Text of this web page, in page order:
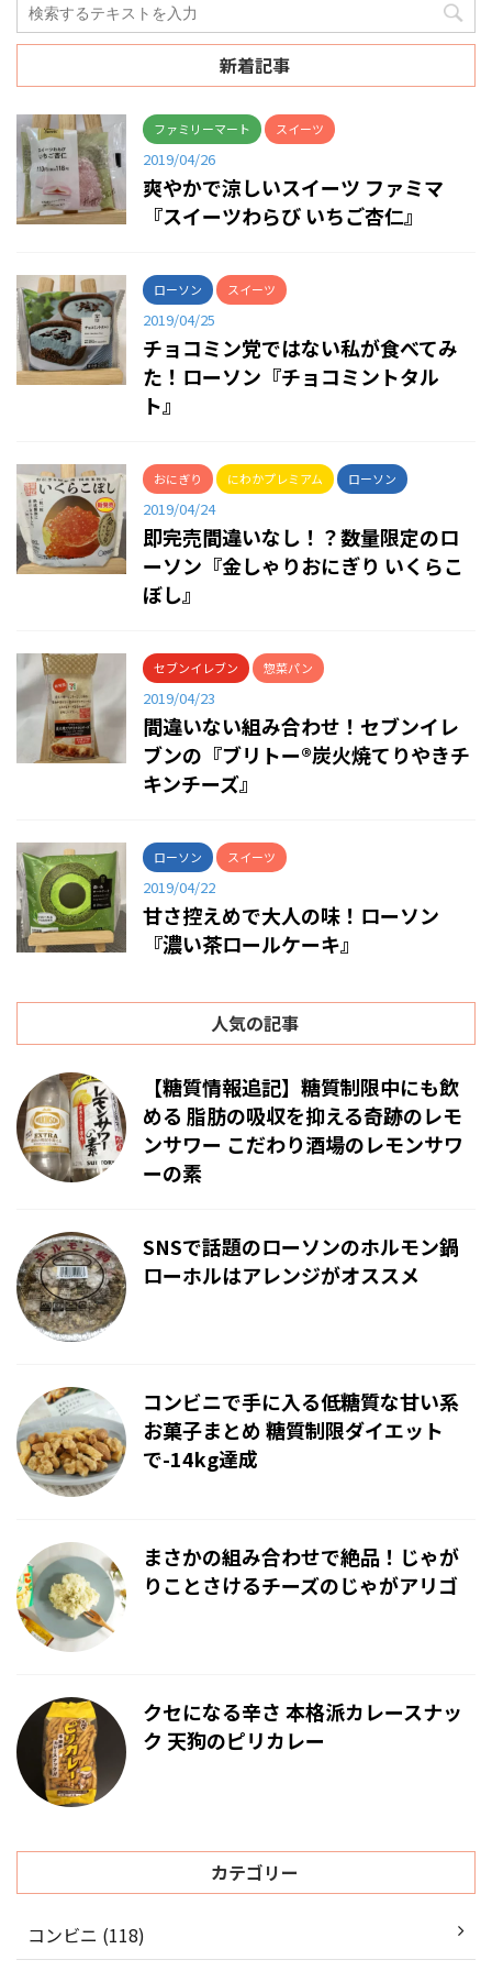
新着記事
ファミリーマート スイーツ
2019/04/26
爽やかで涼しいスイーツ ファミマ
『スイーツわらび いちご杏仁』
ローソン スイーツ
2019/04/25
チョコミン党ではない私が食べてみ
た！ローソン『チョコミントタル
ト』
おにぎり にわかプレミアム ローソン
2019/04/24
即完売間違いなし！？数量限定のロ
ーソン『金しゃりおにぎり いくらこ
ぼし』
セブンイレブン 惣菜パン
2019/04/23
間違いない組み合わせ！セブンイレ
ブンの『ブリトー®炭火焼てりやきチ
キンチーズ』
ローソン スイーツ
2019/04/22
甘さ控えめで大人の味！ローソン
『濃い茶ロールケーキ』
人気の記事
【糖質情報追記】糖質制限中にも飲
める 脂肪の吸収を抑える奇跡のレモ
ンサワー こだわり酒場のレモンサワ
ーの素
SNSで話題のローソンのホルモン鍋
ローホルはアレンジがオススメ
コンビニで手に入る低糖質な甘い系
お菓子まとめ 糖質制限ダイエット
で-14kg達成
まさかの組み合わせで絶品！じゃが
りことさけるチーズのじゃがアリゴ
クセになる辛さ 本格派カレースナッ
ク 天狗のピリカレー
カテゴリー
コンビニ (118)